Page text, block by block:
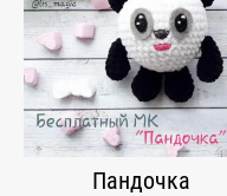
Пандочка